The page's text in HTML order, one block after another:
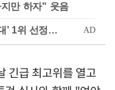
만 하자" 웃음
긴급 최고위를 열고